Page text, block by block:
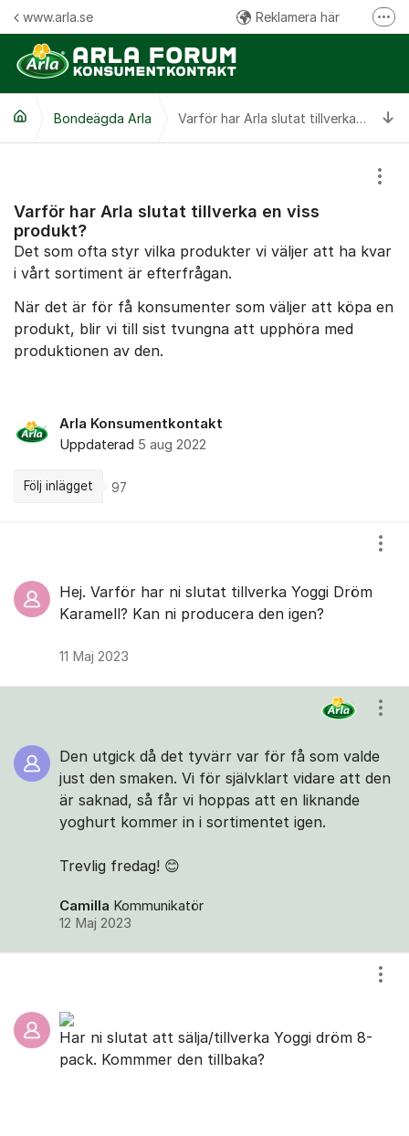
Hoppa till innehåll
www.arla.se Reklamera här
Följ oss på Facebook
Kommentarsregler
Bondeägda Arla Varför har Arla slutat tillverka en viss produkt?
Varför har Arla slutat tillverka en viss
produkt?
Det som ofta styr vilka produkter vi väljer att ha kvar
i vårt sortiment är efterfrågan.
När det är för få konsumenter som väljer att köpa en
produkt, blir vi till sist tvungna att upphöra med
produktionen av den.
Arla Konsumentkontakt
Uppdaterad 5 aug 2022
Följ inlägget 97
Hej. Varför har ni slutat tillverka Yoggi Dröm
Karamell? Kan ni producera den igen?
11 Maj 2023
Den utgick då det tyvärr var för få som valde
just den smaken. Vi för självklart vidare att den
är saknad, så får vi hoppas att en liknande
yoghurt kommer in i sortimentet igen.
Trevlig fredag! 😊
Camilla Kommunikatör
12 Maj 2023
Har ni slutat att sälja/tillverka Yoggi dröm 8-
pack. Kommmer den tillbaka?